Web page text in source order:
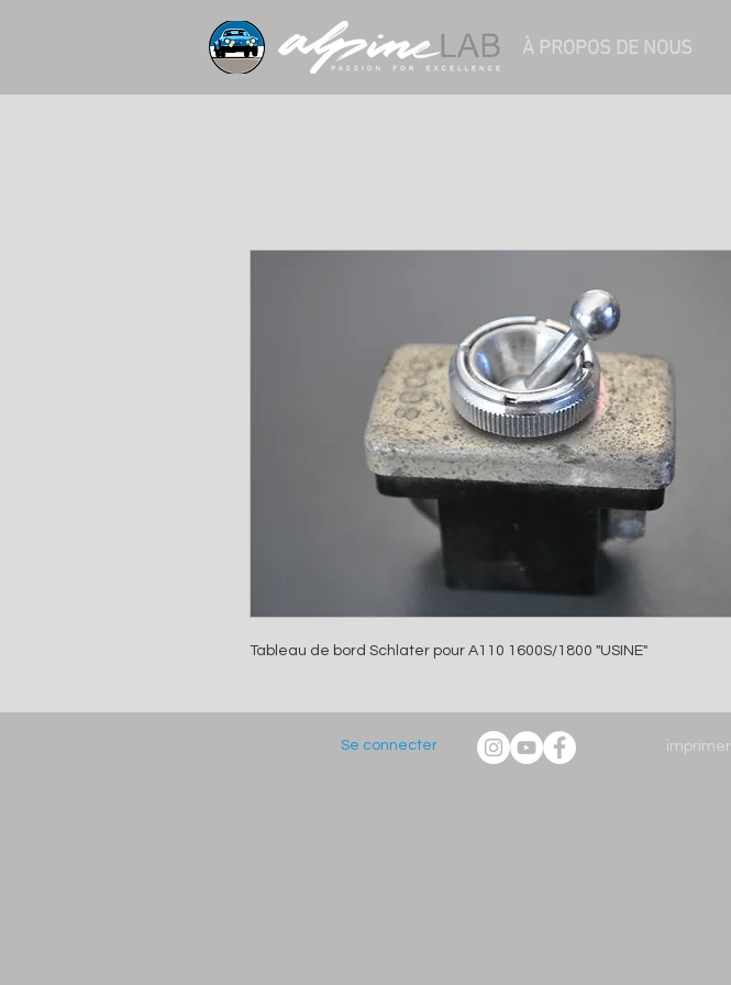
À PROPOS DE NOUS
Tableau de bord Schlater pour A110 1600S/1800 "USINE"
Se connecter imprimer